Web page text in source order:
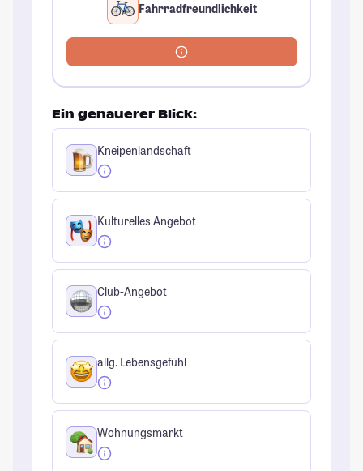
Fahrradfreundlichkeit
Ein genauerer Blick:
Kneipenlandschaft
Kulturelles Angebot
Club-Angebot
allg. Lebensgefühl
Wohnungsmarkt